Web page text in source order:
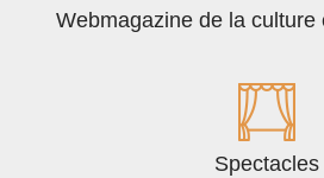
Webmagazine de la culture
Spectacles